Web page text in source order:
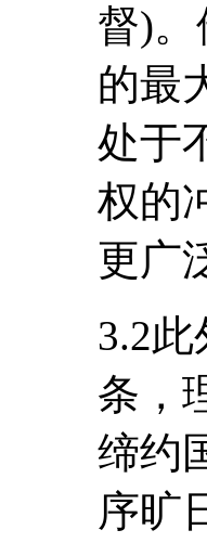
督)
的最
处于
权的
更广
3.2
条，
缔约
序旷